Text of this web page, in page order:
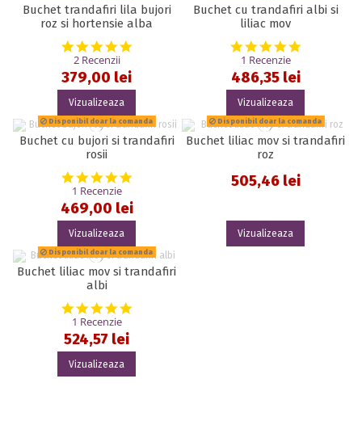
Buchet trandafiri lila bujori
roz si hortensie alba
5.0 star rating
2 Recenzii
379,00 lei
Vizualizeaza
Buchet cu trandafiri albi si
liliac mov
5.0 star
1 Recenzie
486,35 lei
Vizualizeaza
Disponibil doar la comanda
Buchet cu bujori si trandafiri
rosii
5.0 star rating
1 Recenzie
469,00 lei
Vizualizeaza
Disponibil doar la comanda
Buchet liliac mov si trandafiri
roz
505,46 lei
Vizualizeaza
Disponibil doar la comanda
Buchet liliac mov si trandafiri
albi
5.0 star rating
1 Recenzie
524,57 lei
Vizualizeaza